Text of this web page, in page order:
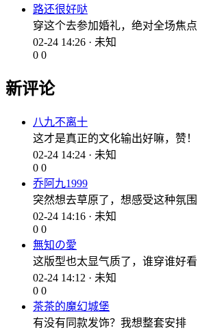
路还很好哒
穿这个去参加婚礼，绝对全场焦点
02-24 14:26 · 未知
0 0
新评论
八九不离十
这才是真正的文化输出好嘛，赞！
02-24 14:24 · 未知
0 0
乔阿九1999
突然想去草原了，想感受这种氛围
02-24 14:16 · 未知
0 0
無知の愛
这版型也太显气质了，谁穿谁好看
02-24 14:12 · 未知
0 0
茶茶的魔幻城堡
有没有同款发饰？我想整套安排